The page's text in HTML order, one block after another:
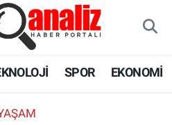
SPOR EKONOMİ